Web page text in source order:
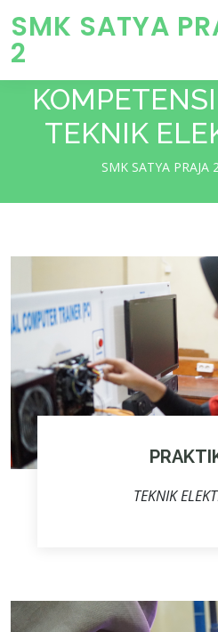
SMK SATYA
2
TEKNIK
SMK SATYA PRAJA
TEKNIK